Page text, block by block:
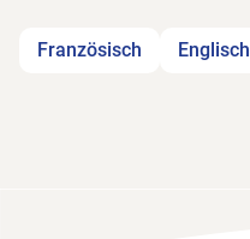
Französisch Englisch